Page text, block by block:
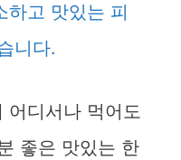
하고 맛있는 피
니다.
어디서나 먹어도
좋은 맛있는 한